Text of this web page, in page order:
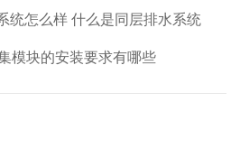
统怎么样 什么是同层排水系统
模块的安装要求有哪些